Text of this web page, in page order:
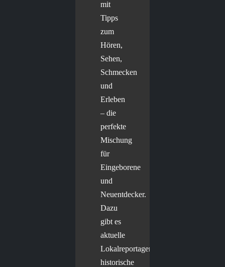
mit
Tipps
zum
Hören,
Sehen,
Schmecken
und
Erleben
– die
perfekte
Mischung
für
Eingeborene
und
Neuentdecker.
Dazu
gibt es
aktuelle
Lokalreportagen,
historische